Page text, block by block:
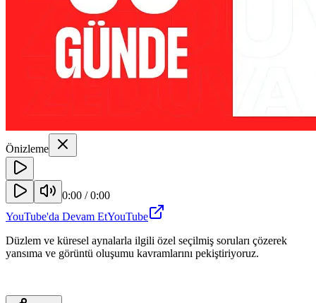
Önizleme
0:00 /0:00
YouTube'da Devam EtYouTube
Düzlem ve küresel aynalarla ilgili özel seçilmiş soruları çözerek
yansıma ve görüntü oluşumu kavramlarını pekiştiriyoruz.